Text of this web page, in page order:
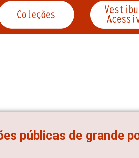
públicas de grande